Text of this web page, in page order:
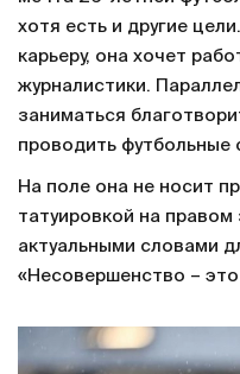
хотя есть и другие
карьеру, она хочет
журналистики.
заниматься
проводить футбольные
На поле она не носит
татуировкой на правом
актуальными словами
«Несовершенство – это